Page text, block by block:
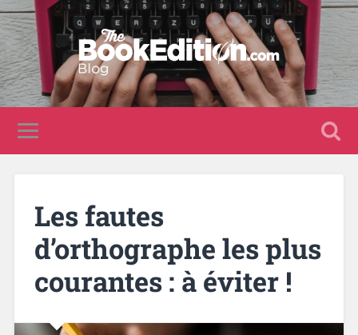
Les fautes
d’orthographe les plus
courantes : à éviter !